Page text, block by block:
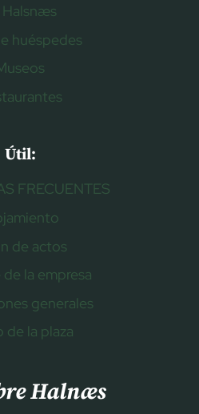
Halsnæs
huéspedes
Útil:
FRECUENTES
de actos
la empresa
generales
de la plaza
Halnæs